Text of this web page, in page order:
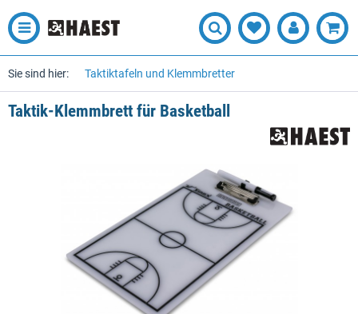
Sie sind hier: Taktiktafeln und Klemmbretter
Taktik-Klemmbrett für Basketball